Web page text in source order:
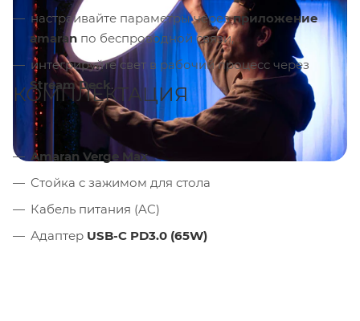
настраивайте параметры черезприложение
amaran по беспроводной связи,
интегрируйте свет в рабочий процесс через
Stream Deck.
КОМПЛЕКТАЦИЯ
Amaran Verge Max
Стойка с зажимом для стола
Кабель питания (AC)
Адаптер USB-C PD3.0 (65W)